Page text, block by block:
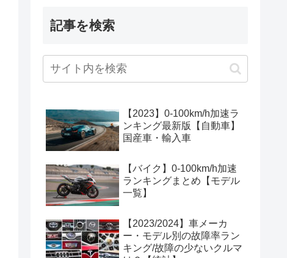
記事を検索
【2023】0-100km/h加速ラ
ンキング最新版【自動車】
国産車・輸入車
【バイク】0-100km/h加速
ランキングまとめ【モデル
一覧】
【2023/2024】車メーカ
ー・モデル別の故障率ラン
キング/故障の少ないクルマ